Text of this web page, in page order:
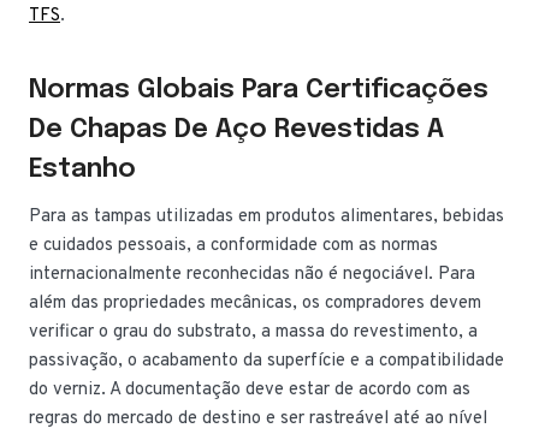
TFS.
Normas Globais Para Certificações
De Chapas De Aço Revestidas A
Estanho
Para as tampas utilizadas em produtos alimentares, bebidas
e cuidados pessoais, a conformidade com as normas
internacionalmente reconhecidas não é negociável. Para
além das propriedades mecânicas, os compradores devem
verificar o grau do substrato, a massa do revestimento, a
passivação, o acabamento da superfície e a compatibilidade
do verniz. A documentação deve estar de acordo com as
regras do mercado de destino e ser rastreável até ao nível